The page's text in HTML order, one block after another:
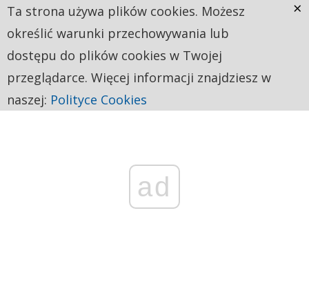
ad
Ta strona używa plików cookies. Możesz
określić warunki przechowywania lub
dostępu do plików cookies w Twojej
przeglądarce. Więcej informacji znajdziesz w
naszej: Polityce Cookies
×